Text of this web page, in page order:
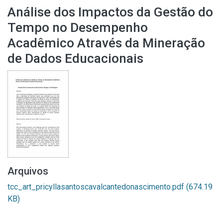
Análise dos Impactos da Gestão do
Tempo no Desempenho
Acadêmico Através da Mineração
de Dados Educacionais
Arquivos
tcc_art_pricyllasantoscavalcantedonascimento.pdf (674.19
KB)